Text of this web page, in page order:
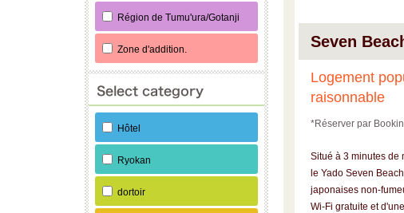
Seven
Logement
raisonnable
*Réserver par
Situé à 3 minutes de
le Yado Seven
japonaises non-
Wi-Fi gratuite et
Région de Tumu'ura/Gotanji
Zone d'addition.
Hôtel
Ryokan
dortoir